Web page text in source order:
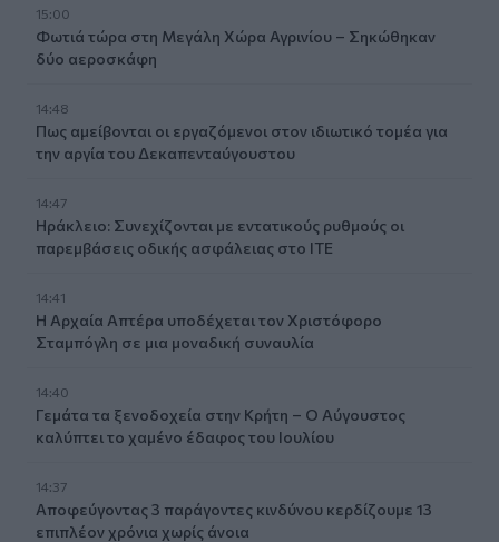
15:00
Φωτιά τώρα στη Μεγάλη Χώρα Αγρινίου – Σηκώθηκαν
δύο αεροσκάφη
14:48
Πως αμείβονται οι εργαζόμενοι στον ιδιωτικό τομέα για
την αργία του Δεκαπενταύγουστου
14:47
Ηράκλειο: Συνεχίζονται με εντατικούς ρυθμούς οι
παρεμβάσεις οδικής ασφάλειας στο ΙΤΕ
14:41
Η Αρχαία Απτέρα υποδέχεται τον Χριστόφορο
Σταμπόγλη σε μια μοναδική συναυλία
14:40
Γεμάτα τα ξενοδοχεία στην Κρήτη – Ο Αύγουστος
καλύπτει το χαμένο έδαφος του Ιουλίου
14:37
Αποφεύγοντας 3 παράγοντες κινδύνου κερδίζουμε 13
επιπλέον χρόνια χωρίς άνοια